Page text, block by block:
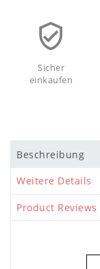
Sicher
einkaufen
Beschreibung
Weitere Details
Product Reviews